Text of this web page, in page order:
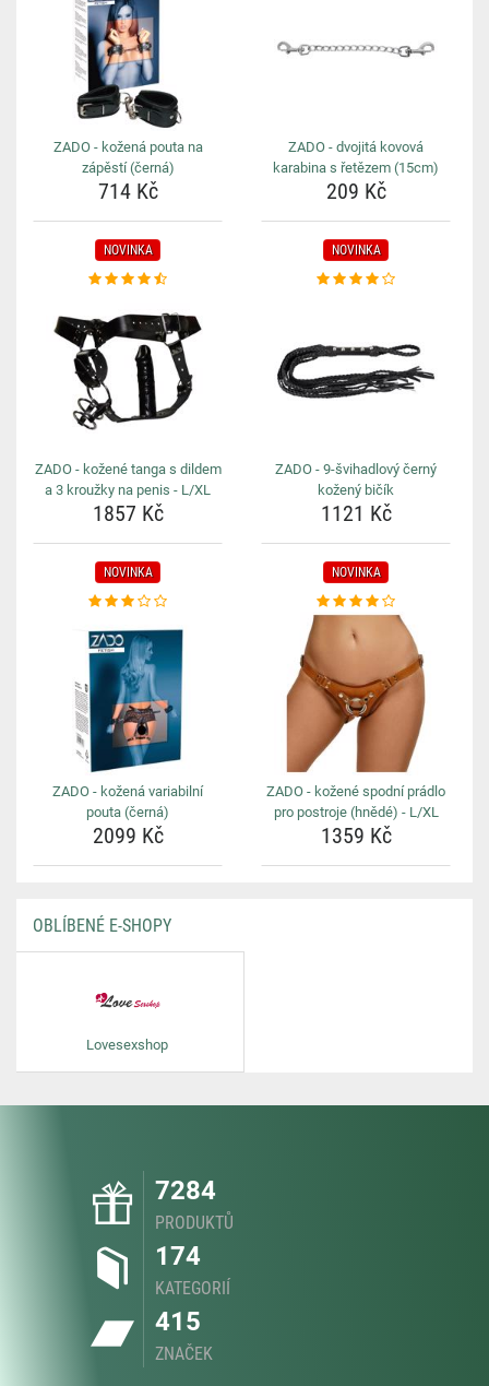
ZADO - kožená pouta na
zápěstí (černá)
714 Kč
ZADO - dvojitá kovová
karabina s řetězem (15cm)
209 Kč
NOVINKA
ZADO - kožené tanga s dildem
a 3 kroužky na penis - L/XL
1857 Kč
NOVINKA
ZADO - 9-švihadlový černý
kožený bičík
1121 Kč
NOVINKA
ZADO - kožená variabilní
pouta (černá)
2099 Kč
NOVINKA
ZADO - kožené spodní prádlo
pro postroje (hnědé) - L/XL
1359 Kč
OBLÍBENÉ E-SHOPY
Lovesexshop
7284
PRODUKTŮ
174
KATEGORIÍ
415
ZNAČEK